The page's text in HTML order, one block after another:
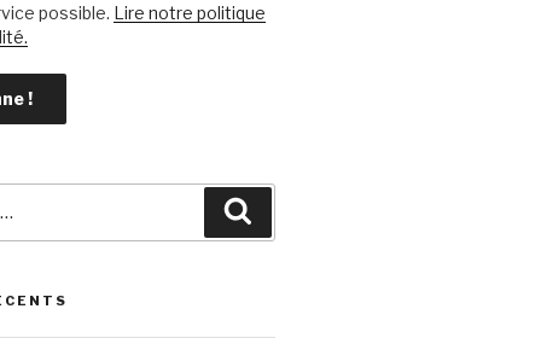
possible. Lire notre politique